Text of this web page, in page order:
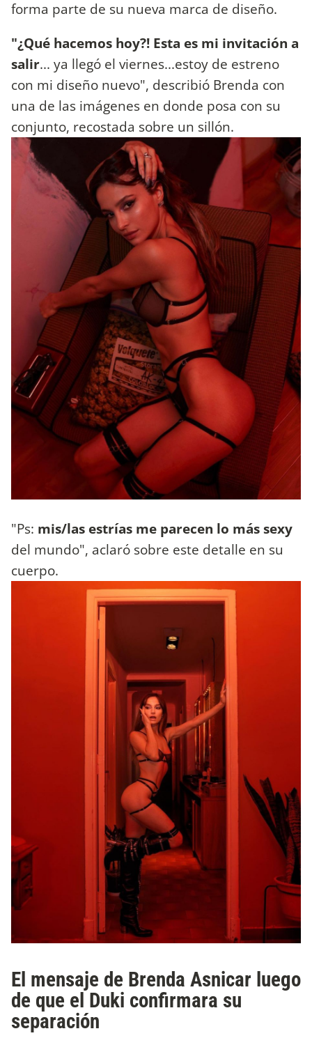
forma parte de su nueva marca de diseño.
"¿Qué hacemos hoy?! Esta es mi invitación a
salir... ya llegó el viernes...estoy de estreno
con mi diseño nuevo", describió Brenda con
una de las imágenes en donde posa con su
conjunto, recostada sobre un sillón.
"Ps: mis/las estrías me parecen lo más sexy
del mundo", aclaró sobre este detalle en su
cuerpo.
El mensaje de Brenda Asnicar luego
de que el Duki confirmara su
separación